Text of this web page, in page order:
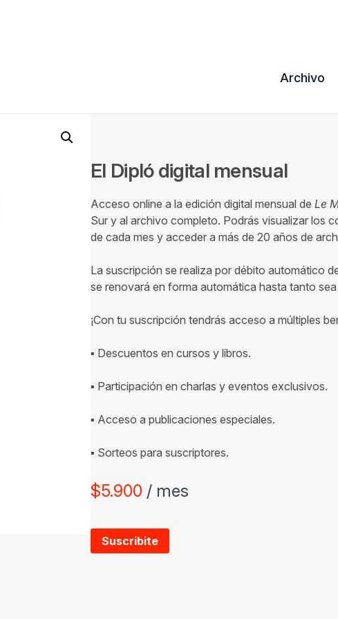
Archivo
El Dipló digital mensual
Acceso online a la edición digital mensual de Le
Sur y al archivo completo. Podrás visualizar los
de cada mes y acceder a más de 20 años de
La suscripción se realiza por débito automático
se renovará en forma automática hasta tanto
¡Con tu suscripción tendrás acceso a múltiples
▪ Descuentos en cursos y libros.
▪ Participación en charlas y eventos exclusivos.
▪ Acceso a publicaciones especiales.
▪ Sorteos para suscriptores.
$5.900 / mes
Suscribite